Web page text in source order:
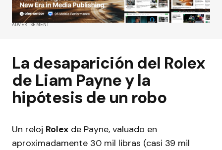
ADVERTISEMENT
La desaparición del Rolex
de Liam Payne y la
hipótesis de un robo
Un reloj Rolex de Payne, valuado en
aproximadamente 30 mil libras (casi 39 mil